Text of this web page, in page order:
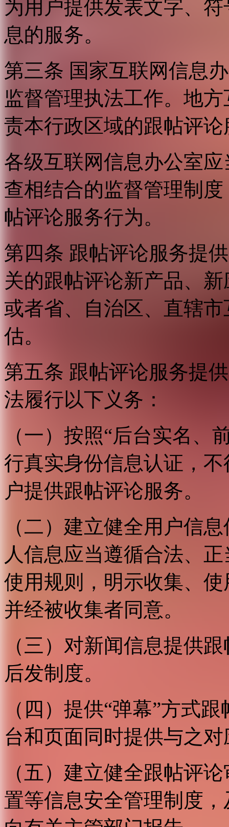
为用户提供发表文字、
息的服务。
第三条 国家互联网信息
监督管理执法工作。地
责本行政区域的跟帖评
各级互联网信息办公室
查相结合的监督管理制
帖评论服务行为。
第四条 跟帖评论服务提
关的跟帖评论新产品、
或者省、自治区、直辖
估。
第五条 跟帖评论服务提
法履行以下义务：
（一）按照“后台实名、
行真实身份信息认证，
户提供跟帖评论服务。
（二）建立健全用户信
人信息应当遵循合法、
使用规则，明示收集、
并经被收集者同意。
（三）对新闻信息提供
后发制度。
（四）提供“弹幕”方式
台和页面同时提供与之
（五）建立健全跟帖评
置等信息安全管理制度